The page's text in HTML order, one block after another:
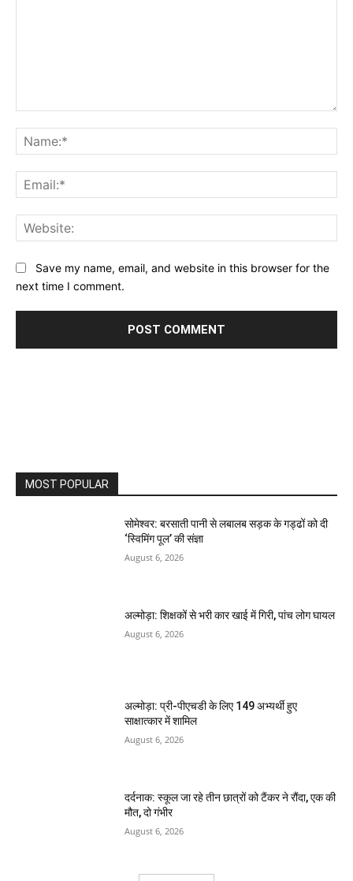
Save my name, email, and website in this browser for the
next time I comment.
MOST POPULAR
सोमेश्वर: बरसाती पानी से लबालब सड़क के गड्ढों को दी
‘स्विमिंग पूल’ की संज्ञा
August 6, 2026
अल्मोड़ा: शिक्षकों से भरी कार खाई में गिरी, पांच लोग घायल
August 6, 2026
अल्मोड़ा: प्री-पीएचडी के लिए 149 अभ्यर्थी हुए
साक्षात्कार में शामिल
August 6, 2026
दर्दनाक: स्कूल जा रहे तीन छात्रों को टैंकर ने रौंदा, एक की
मौत, दो गंभीर
August 6, 2026